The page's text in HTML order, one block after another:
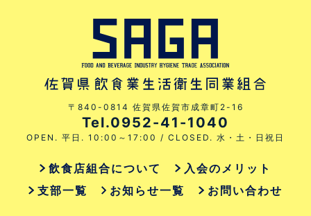
〒840-0814 佐賀県佐賀市成章町2-16
Tel.0952-41-1040
OPEN. 平日. 10:00～17:00 / CLOSED. 水・土・日祝日
飲食店組合について
入会のメリット
支部一覧
お知らせ一覧 お問い合わせ